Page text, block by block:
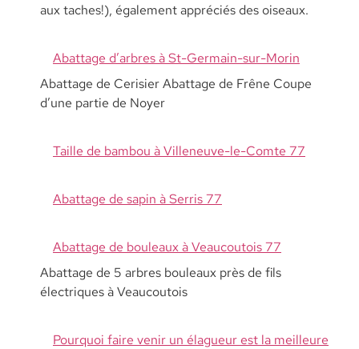
aux taches!), également appréciés des oiseaux.
Abattage d’arbres à St-Germain-sur-Morin
Abattage de Cerisier Abattage de Frêne Coupe
d’une partie de Noyer
Taille de bambou à Villeneuve-le-Comte 77
Abattage de sapin à Serris 77
Abattage de bouleaux à Veaucoutois 77
Abattage de 5 arbres bouleaux près de fils
électriques à Veaucoutois
Pourquoi faire venir un élagueur est la meilleure